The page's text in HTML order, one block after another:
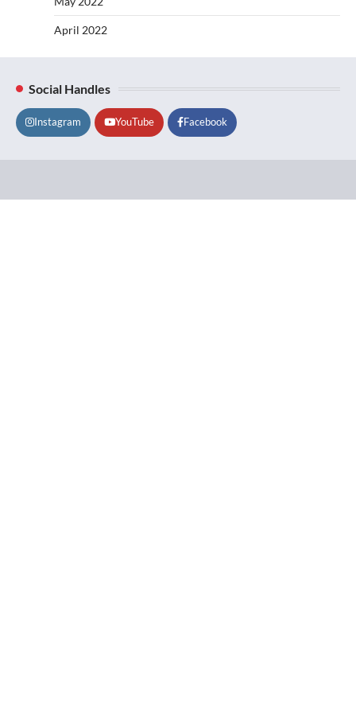
April 2022
Social Handles
Instagram YouTube Facebook